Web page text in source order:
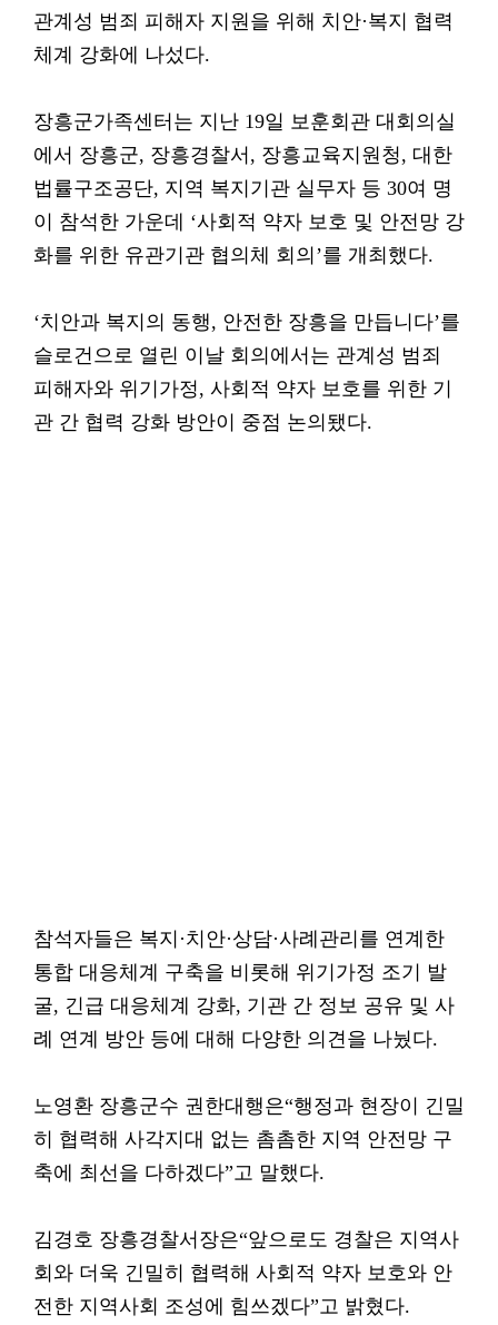
관계성 범죄 피해자 지원을 위해 치안·복지 협력
체계 강화에 나섰다.
장흥군가족센터는 지난 19일 보훈회관 대회의실
에서 장흥군, 장흥경찰서, 장흥교육지원청, 대한
법률구조공단, 지역 복지기관 실무자 등 30여 명
이 참석한 가운데 ‘사회적 약자 보호 및 안전망 강
화를 위한 유관기관 협의체 회의’를 개최했다.
‘치안과 복지의 동행, 안전한 장흥을 만듭니다’를
슬로건으로 열린 이날 회의에서는 관계성 범죄
피해자와 위기가정, 사회적 약자 보호를 위한 기
관 간 협력 강화 방안이 중점 논의됐다.
참석자들은 복지·치안·상담·사례관리를 연계한
통합 대응체계 구축을 비롯해 위기가정 조기 발
굴, 긴급 대응체계 강화, 기관 간 정보 공유 및 사
례 연계 방안 등에 대해 다양한 의견을 나눴다.
노영환 장흥군수 권한대행은“행정과 현장이 긴밀
히 협력해 사각지대 없는 촘촘한 지역 안전망 구
축에 최선을 다하겠다”고 말했다.
김경호 장흥경찰서장은“앞으로도 경찰은 지역사
회와 더욱 긴밀히 협력해 사회적 약자 보호와 안
전한 지역사회 조성에 힘쓰겠다”고 밝혔다.